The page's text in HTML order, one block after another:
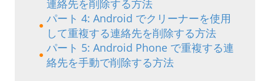
連絡先を削除する方法
パート 4: Android でクリーナーを使用
して重複する連絡先を削除する方法
パート 5: Android Phone で重複する連
絡先を手動で削除する方法